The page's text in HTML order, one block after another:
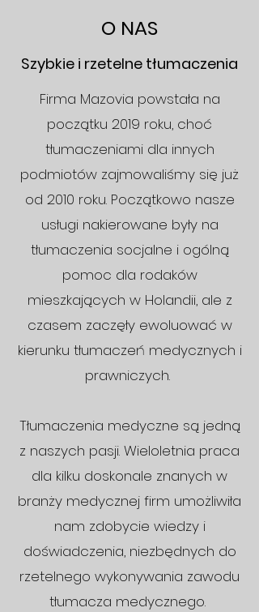
O NAS
Szybkie i rzetelne tłumaczenia
Firma Mazovia powstała na
początku 2019 roku, choć
tłumaczeniami dla innych
podmiotów zajmowaliśmy się już
od 2010 roku. Początkowo nasze
usługi nakierowane były na
tłumaczenia socjalne i ogólną
pomoc dla rodaków
mieszkających w Holandii, ale z
czasem zaczęły ewoluować w
kierunku tłumaczeń medycznych i
prawniczych.
Tłumaczenia medyczne są jedną
z naszych pasji. Wieloletnia praca
dla kilku doskonale znanych w
branży medycznej firm umożliwiła
nam zdobycie wiedzy i
doświadczenia, niezbędnych do
rzetelnego wykonywania zawodu
tłumacza medycznego.